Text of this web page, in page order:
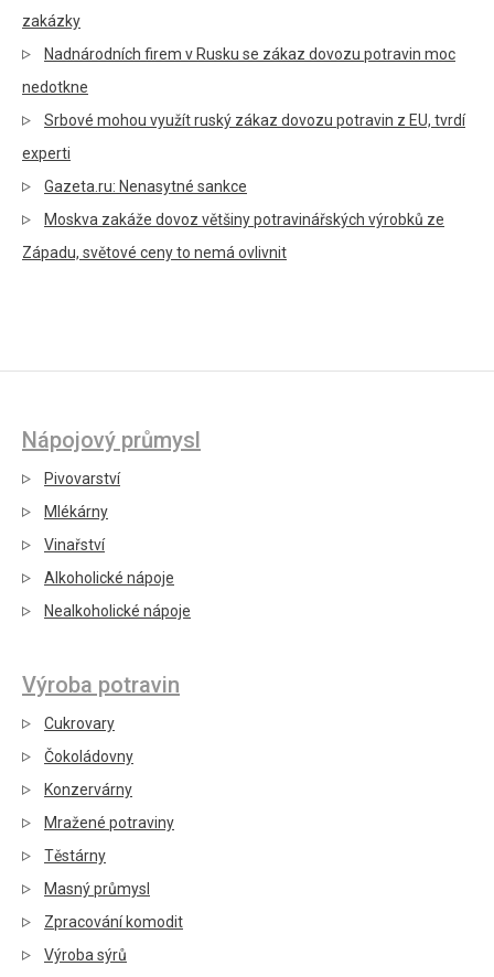
zakázky
Nadnárodních firem v Rusku se zákaz dovozu potravin moc
nedotkne
Srbové mohou využít ruský zákaz dovozu potravin z EU, tvrdí
experti
Gazeta.ru: Nenasytné sankce
Moskva zakáže dovoz většiny potravinářských výrobků ze
Západu, světové ceny to nemá ovlivnit
Nápojový průmysl
Pivovarství
Mlékárny
Vinařství
Alkoholické nápoje
Nealkoholické nápoje
Výroba potravin
Cukrovary
Čokoládovny
Konzervárny
Mražené potraviny
Těstárny
Masný průmysl
Zpracování komodit
Výroba sýrů